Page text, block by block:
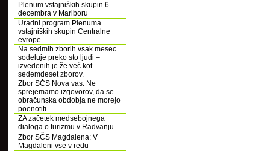
Plenum vstajniških skupin 6.
decembra v Mariboru
Uradni program Plenuma
vstajniških skupin Centralne
evrope
Na sedmih zborih vsak mesec
sodeluje preko sto ljudi –
izvedenih je že več kot
sedemdeset zborov.
Zbor SČS Nova vas: Ne
sprejemamo izgovorov, da se
obračunska obdobja ne morejo
poenotiti
ZA začetek medsebojnega
dialoga o turizmu v Radvanju
Zbor SČS Magdalena: V
Magdaleni vse v redu